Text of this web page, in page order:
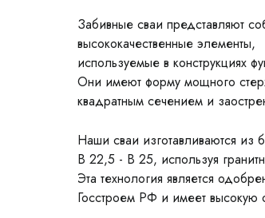
Забивные сваи представляют
высококачественные элементы,
используемые в конструкциях
Они имеют форму мощного
квадратным сечением и
Наши сваи изготавливаются из
В 22,5 - В 25, используя
Эта технология является
Госстроем РФ и имеет высокую